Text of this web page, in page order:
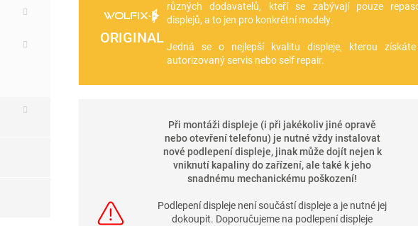
ORIGINAL
různých dodavatelů, kteří se zabývají pouze
displejů, a to jen pro konkrétní modely.
Jedná se o nejlepší kvalitu displeje, kterou
autorizovaný servis nebo self repair.
Při montáži displeje (i při jakékoliv jiné opravě
nebo otevření telefonu) je nutné vždy instalovat
nové podlepení displeje, jinak může dojít nejen k
vniknutí kapaliny do zařízení, ale také k jeho
snadnému mechanickému poškození!
Podlepení displeje není součástí displeje a je nutné jej
dokoupit. Doporučujeme na podlepení displeje